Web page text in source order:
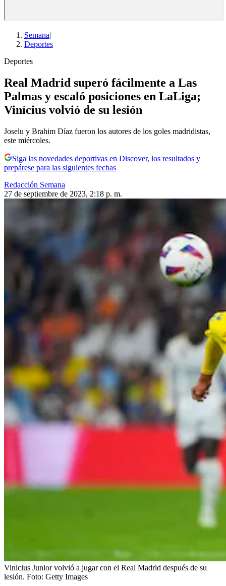
Semana|
Deportes
Deportes
Real Madrid superó fácilmente a Las
Palmas y escaló posiciones en LaLiga;
Vinícius volvió de su lesión
Joselu y Brahim Díaz fueron los autores de los goles madridistas,
este miércoles.
Siga las novedades deportivas en Discover, los resultados y
prepárese para las siguientes fechas
Redacción Semana
27 de septiembre de 2023, 2:18 p. m.
Vinicius Junior volvió a jugar con el Real Madrid después de su
lesión. Foto: Getty Images